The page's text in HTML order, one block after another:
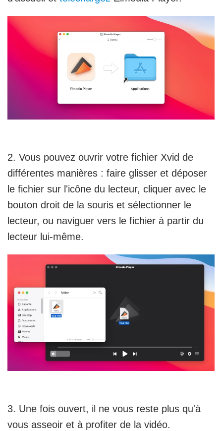
2. Vous pouvez ouvrir votre fichier Xvid de
différentes manières : faire glisser et déposer
le fichier sur l'icône du lecteur, cliquer avec le
bouton droit de la souris et sélectionner le
lecteur, ou naviguer vers le fichier à partir du
lecteur lui-même.
3. Une fois ouvert, il ne vous reste plus qu'à
vous asseoir et à profiter de la vidéo.